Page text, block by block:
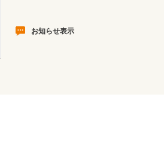
お知らせ表示